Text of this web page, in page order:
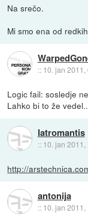
Na srečo.
Mi smo ena od
:: 10. jan 2011,
Logic fail: sosledje
Lahko bi to že
Iatromantis
:: 10. jan 2011,
http://
antonija
:: 10. jan 2011,